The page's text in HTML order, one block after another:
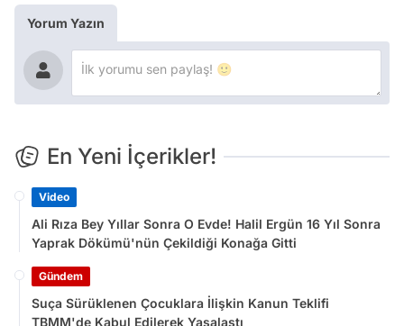
Yorum Yazın
En Yeni İçerikler!
Video
Ali Rıza Bey Yıllar Sonra O Evde! Halil Ergün 16 Yıl Sonra
Yaprak Dökümü'nün Çekildiği Konağa Gitti
Gündem
Suça Sürüklenen Çocuklara İlişkin Kanun Teklifi
TBMM'de Kabul Edilerek Yasalaştı